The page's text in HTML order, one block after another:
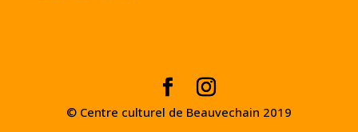
© Centre culturel de Beauvechain 2019